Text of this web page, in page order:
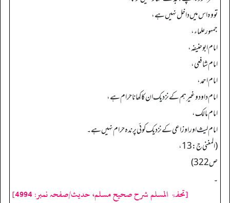
تو وہ اس میں داخل نہیں ہے،
جمہور علماء،
امام ابو حنیفہ،
امام شافعی،
امام احمد،
امام داود وغیرہم کے نزدیک ان کا کھانا حرام ہے،
امام مالک،
امام لیث اور اوزاعی کے نزدیک کوئی پرندہ حرام نہیں ہے۔
(المغني ج: 13،
ص 322)
۔
[تحفۃ المسلم شرح صحیح مسلم، حدیث/صفحہ نمبر: 4994]